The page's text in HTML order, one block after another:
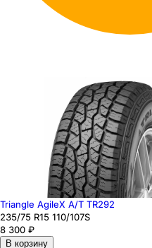
Triangle AgileX A/T TR292
235/75 R15 110/107S
8 300 ₽
В корзину